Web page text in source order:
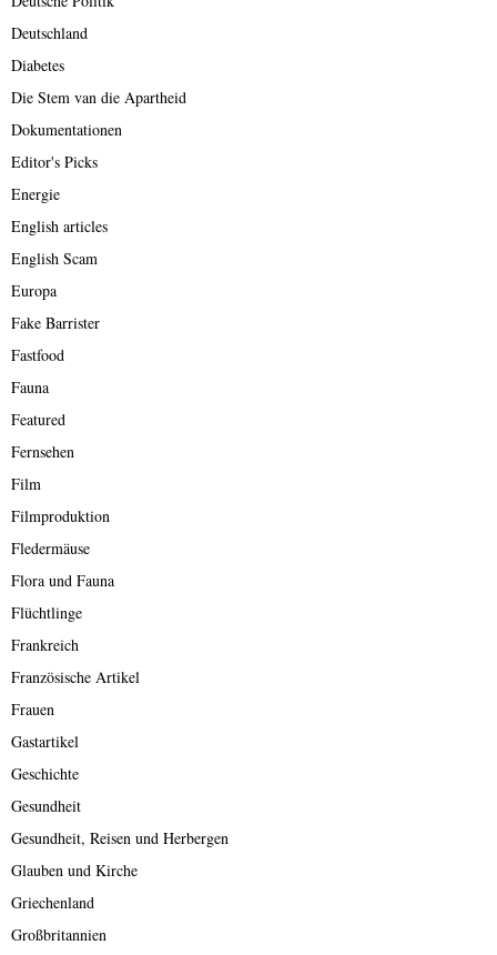
Deutschland
Diabetes
Die Stem van die Apartheid
Dokumentationen
Editor's Picks
Energie
English articles
English Scam
Europa
Fake Barrister
Fastfood
Fauna
Featured
Fernsehen
Film
Filmproduktion
Fledermäuse
Flora und Fauna
Flüchtlinge
Frankreich
Französische Artikel
Frauen
Gastartikel
Geschichte
Gesundheit
Gesundheit, Reisen und Herbergen
Glauben und Kirche
Griechenland
Großbritannien